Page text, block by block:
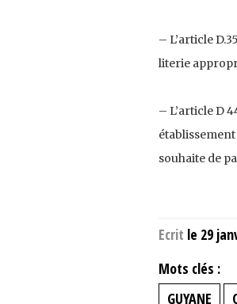
– L’article
literie
– L’article D
souhaite de
Ecrit le 29
Mots clés :
GUYANE